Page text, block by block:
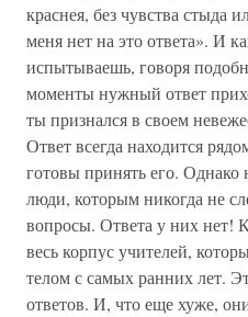
краснея, без чувства стыда
меня нет на это ответа». И
испытываешь, говоря
моменты нужный ответ
ты признался в своем
Ответ всегда находится
готовы принять его. Однако
люди, которым никогда не
вопросы. Ответа у них нет!
весь корпус учителей,
телом с самых ранних лет.
ответов. И, что еще хуже,